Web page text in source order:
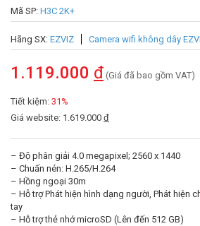
Mã SP: H3C 2K+
Hãng SX: EZVIZ Camera wifi không dây
1.119.000 đ (Giá đã bao gồm VAT)
Tiết kiệm: 31%
Giá website: 1.619.000 đ
– Độ phân giải 4.0 megapixel; 2560 x 1440
– Chuấn nén: H.265/H.264
– Hồng ngoại 30m
– Hỗ trợ Phát hiện hình dạng người, Phát hiện
tay
– Hỗ trợ thẻ nhớ microSD (Lên đến 512 GB)